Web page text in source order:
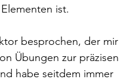
ist.
Übungen zur präzisen
habe seitdem immer